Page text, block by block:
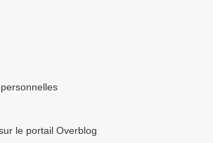
le portail Overblog